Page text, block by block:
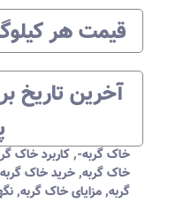
قیمت هر
آخرین تاریخ
خاک گربه-,کاربرد خاک
خاک گربه,خرید خاک گربه
گربه,مزایای خاک گربه,